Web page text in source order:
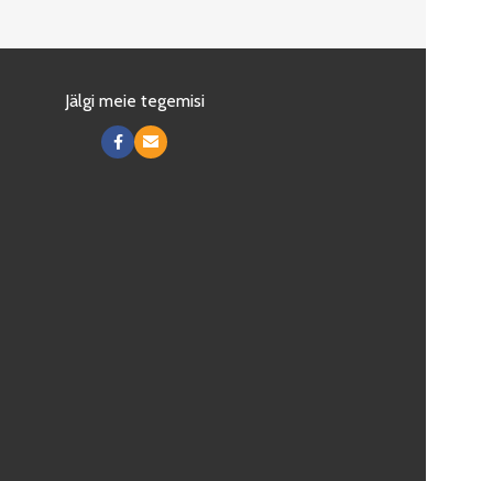
Jälgi meie tegemisi